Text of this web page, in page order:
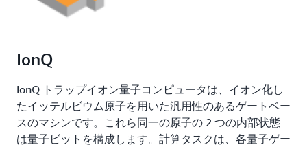
IonQ
IonQ トラップイオン量子コンピュータは、イオン化し
たイッテルビウム原子を用いた汎用性のあるゲートベー
スのマシンです。これら同一の原子の 2 つの内部状態
は量子ビットを構成します。計算タスクは、各量子ゲー